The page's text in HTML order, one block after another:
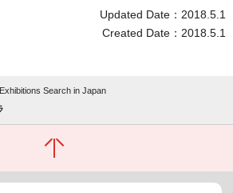
Updated Date：2018.5.1
Created Date：2018.5.1
Search in Japan